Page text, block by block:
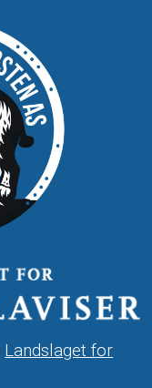
Landslaget for